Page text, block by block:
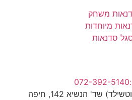
משחק
מיוחדות
סדנאות
שד' הנשיא 142, חיפה